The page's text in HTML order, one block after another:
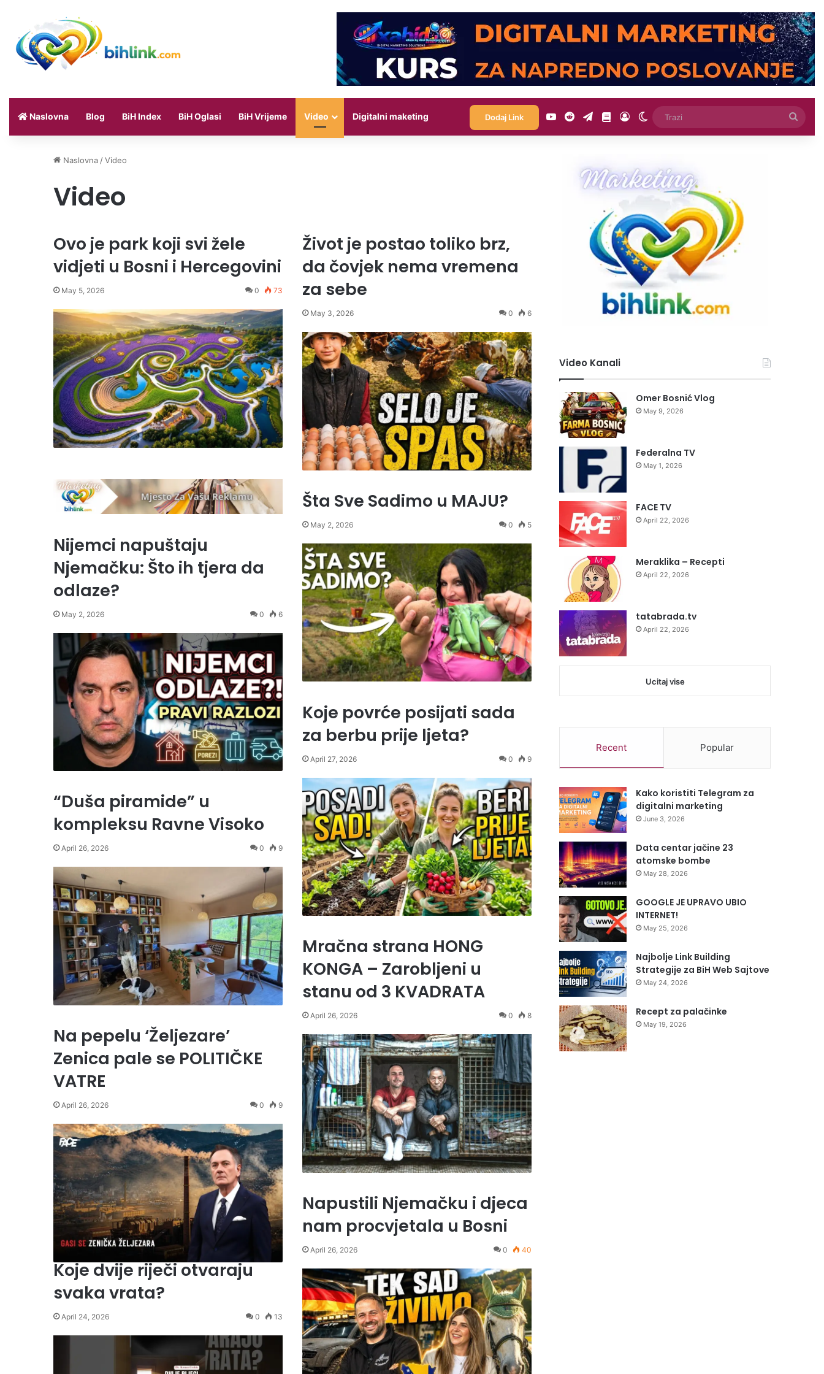
Naslovna Blog BiH Index BiH Oglasi BiH Vrijeme Video Digitalni maketing Dodaj Link YouTube
RedditTelegramSEO Skola
Log InSwitch skin Trazi
Naslovna /Video
Video
Ovo je park koji svi žele
vidjeti u Bosni i Hercegovini
May 5, 2026 0 73
Život je postao toliko brz,
da čovjek nema vremena
za sebe
May 3, 2026 0 6
Šta Sve Sadimo u MAJU?
May 2, 2026 0 5
Nijemci napuštaju
Njemačku: Što ih tjera da
odlaze?
May 2, 2026 0 6
Koje povrće posijati sada
za berbu prije ljeta?
April 27, 2026 0 9
“Duša piramide” u
kompleksu Ravne Visoko
April 26, 2026 0 9
Mračna strana HONG
KONGA – Zarobljeni u
stanu od 3 KVADRATA
April 26, 2026 0 8
Na pepelu ‘Željezare’
Zenica pale se POLITIČKE
VATRE
April 26, 2026 0 9
Napustili Njemačku i djeca
nam procvjetala u Bosni
April 26, 2026 0 40
Koje dvije riječi otvaraju
svaka vrata?
April 24, 2026 0 13
Video Kanali
Omer Bosnić Vlog
May 9, 2026
Federalna TV
May 1, 2026
FACE TV
April 22, 2026
Meraklika – Recepti
April 22, 2026
tatabrada.tv
April 22, 2026
Ucitaj vise
Recent Popular
Kako koristiti Telegram za
digitalni marketing
June 3, 2026
Data centar jačine 23
atomske bombe
May 28, 2026
GOOGLE JE UPRAVO UBIO
INTERNET!
May 25, 2026
Najbolje Link Building
Strategije za BiH Web Sajtove
May 24, 2026
Recept za palačinke
May 19, 2026